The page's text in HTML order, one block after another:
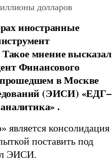
долларов
иностранные
мнение высказал
Финансового
в Москве
(ЭИСИ) «ЕДГ–
.
является консолидация
поставить под
ЭИСИ.